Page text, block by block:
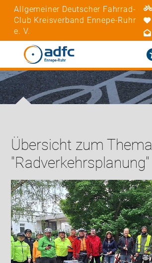
Allgemeiner Deutscher Fahrrad-
Club Kreisverband Ennepe-Ruhr
e. V.
Übersicht zum Thema
"Radverkehrsplanung"